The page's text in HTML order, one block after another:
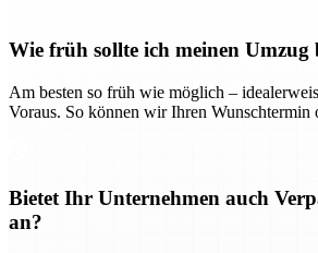
Wie früh sollte ich meinen Umzug
Am besten so früh wie möglich –
Voraus. So können wir Ihren Wunschtermin
Bietet Ihr Unternehmen auch
an?